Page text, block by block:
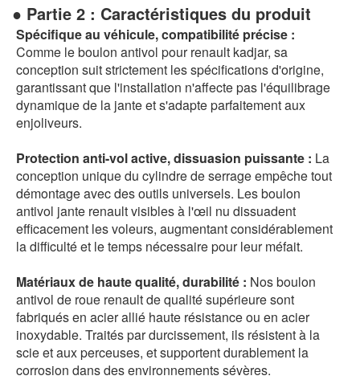
● Partie 2 : Caractéristiques du produit
Spécifique au véhicule, compatibilité précise :
Comme le boulon antivol pour renault kadjar, sa
conception suit strictement les spécifications d'origine,
garantissant que l'installation n'affecte pas l'équilibrage
dynamique de la jante et s'adapte parfaitement aux
enjoliveurs.
Protection anti-vol active, dissuasion puissante : La
conception unique du cylindre de serrage empêche tout
démontage avec des outils universels. Les boulon
antivol jante renault visibles à l'œil nu dissuadent
efficacement les voleurs, augmentant considérablement
la difficulté et le temps nécessaire pour leur méfait.
Matériaux de haute qualité, durabilité : Nos boulon
antivol de roue renault de qualité supérieure sont
fabriqués en acier allié haute résistance ou en acier
inoxydable. Traités par durcissement, ils résistent à la
scie et aux perceuses, et supportent durablement la
corrosion dans des environnements sévères.